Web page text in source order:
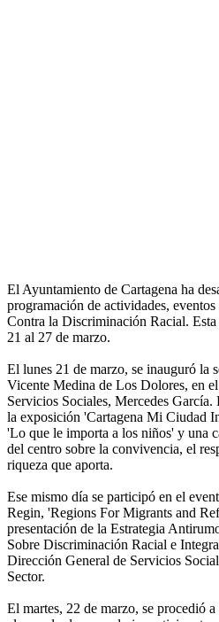
El Ayuntamiento de Cartagena ha
programación de actividades,
Contra la Discriminación Racial.
21 al 27 de marzo.
El lunes 21 de marzo, se inauguró la
Vicente Medina de Los Dolores, en
Servicios Sociales, Mercedes García.
la exposición 'Cartagena Mi Ciudad
'Lo que le importa a los niños' y una
del centro sobre la convivencia, el
riqueza que aporta.
Ese mismo día se participó en el
Regin, 'Regions For Migrants and
presentación de la Estrategia
Sobre Discriminación Racial e
Dirección General de Servicios
Sector.
El martes, 22 de marzo, se procedió